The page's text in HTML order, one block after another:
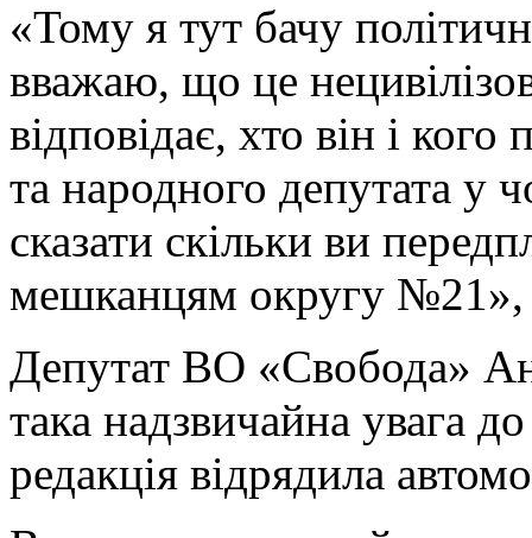
«Тому я тут бачу
вважаю, що це
відповідає, хто він і
та народного депутата у
сказати скільки ви
мешканцям округу №21»,
Депутат ВО «Свобода»
така надзвичайна увага
редакція відрядила